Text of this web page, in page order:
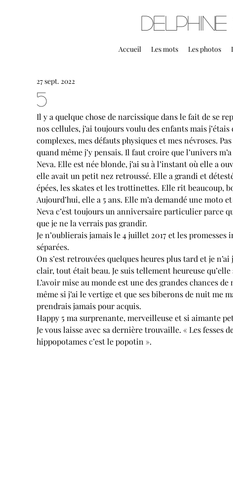
Delphine
Accueil Les mots Les photos
5
27 sept. 2022
Il y a quelque chose de narcissique dans le fait de se
nos cellules, j’ai toujours voulu des enfants mais
complexes, mes défauts physiques et mes névroses.
quand même j’y pensais. Il faut croire que l’univers
Neva. Elle est née blonde, j’ai su à l’instant où elle a
elle avait un petit nez retroussé. Elle a grandi et
épées, les skates et les trottinettes. Elle rit beaucoup,
Aujourd’hui, elle a 5 ans. Elle m’a demandé une moto
Neva c’est toujours un anniversaire particulier parce
que je ne la verrais pas grandir.
Je n’oublierais jamais le 4 juillet 2017 et les
séparées.
On s’est retrouvées quelques heures plus tard et je
clair, tout était beau. Je suis tellement heureuse
L’avoir mise au monde est une des grandes chances
même si j’ai le vertige et que ses biberons de nuit me
prendrais jamais pour acquis.
Happy 5 ma surprenante, merveilleuse et si aimante
Je vous laisse avec sa dernière trouvaille. « Les fesses
hippopotames c’est le popotin ».